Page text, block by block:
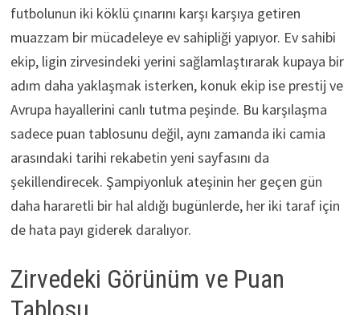
futbolunun iki köklü çınarını karşı karşıya getiren
muazzam bir mücadeleye ev sahipliği yapıyor. Ev sahibi
ekip, ligin zirvesindeki yerini sağlamlaştırarak kupaya bir
adım daha yaklaşmak isterken, konuk ekip ise prestij ve
Avrupa hayallerini canlı tutma peşinde. Bu karşılaşma
sadece puan tablosunu değil, aynı zamanda iki camia
arasındaki tarihi rekabetin yeni sayfasını da
şekillendirecek. Şampiyonluk ateşinin her geçen gün
daha hararetli bir hal aldığı bugünlerde, her iki taraf için
de hata payı giderek daralıyor.
Zirvedeki Görünüm ve Puan